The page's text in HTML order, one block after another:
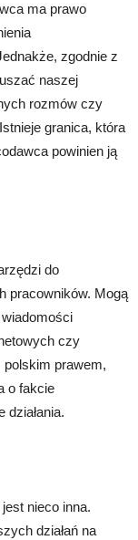
ma prawo
zgodnie z
naszej
rozmów czy
granica, która
powinien ją
do
pracowników. Mogą
czy
prawem,
o fakcie
działania.
nieco inna.
działań na